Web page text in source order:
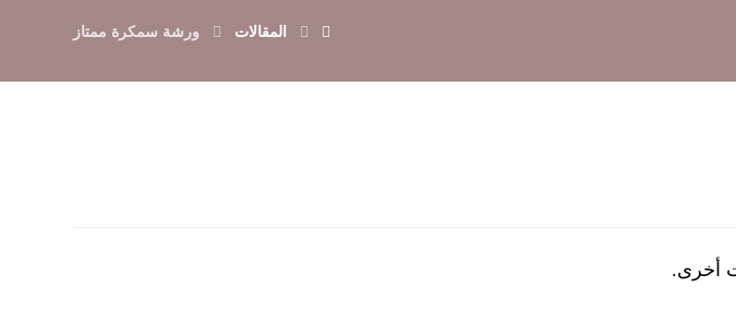
المقالات ورشة سمكرة ممتاز
أخرى.